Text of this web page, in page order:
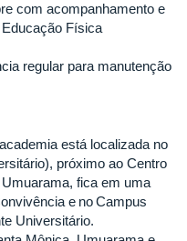
com acompanhamento e
Física
regular para manutenção
está localizada no
próximo ao Centro
fica em uma
e no Campus
Universitário.